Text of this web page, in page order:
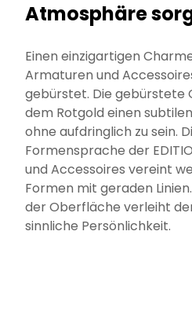
Atmosphäre
Einen einzigartigen
Armaturen und
gebürstet. Die gebürstete
dem Rotgold einen
ohne aufdringlich zu sein.
Formensprache der
und Accessoires vereint
Formen mit geraden
der Oberfläche verleiht
sinnliche Persönlichkeit.